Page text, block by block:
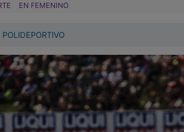
EN FEMENINO
POLIDEPORTIVO